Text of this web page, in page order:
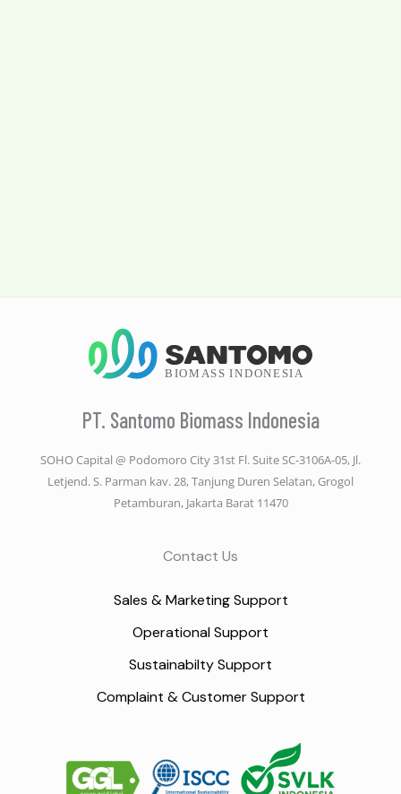
PT. Santomo Biomass Indonesia
SOHO Capital @ Podomoro City 31st Fl. Suite SC-3106A-05, Jl.
Letjend. S. Parman kav. 28, Tanjung Duren Selatan, Grogol
Petamburan, Jakarta Barat 11470
Contact Us
Sales & Marketing Support
Operational Support
Sustainabilty Support
Complaint & Customer Support